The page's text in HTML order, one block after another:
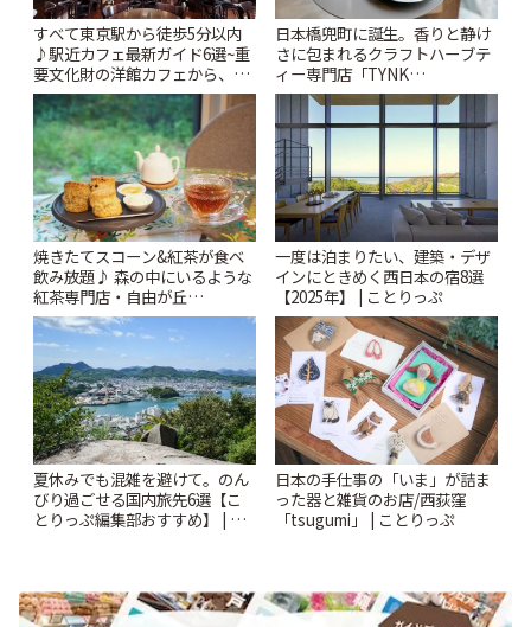
すべて東京駅から徒歩5分以内
♪駅近カフェ最新ガイド6選~重
要文化財の洋館カフェから、改
札すぐのレトロ喫茶まで~ | こと
りっぷ
日本橋兜町に誕生。香りと静け
さに包まれるクラフトハーブテ
ィー専門店「TYNK
Kabutocho」 | ことりっぷ
焼きたてスコーン&紅茶が食べ
飲み放題♪ 森の中にいるような
紅茶専門店・自由が丘
「YOTSUBA TEA」でのんびり
時間 | ことりっぷ
一度は泊まりたい、建築・デザ
インにときめく西日本の宿8選
【2025年】 | ことりっぷ
夏休みでも混雑を避けて。のん
びり過ごせる国内旅先6選【こ
とりっぷ編集部おすすめ】 | こ
日本の手仕事の「いま」が詰ま
った器と雑貨のお店/西荻窪
「tsugumi」 | ことりっぷ